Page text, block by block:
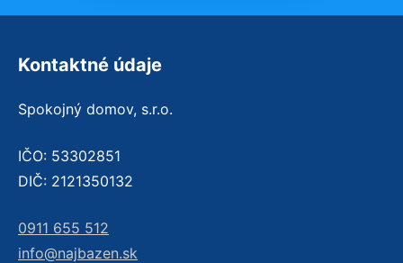
Kontaktné údaje
Spokojný domov, s.r.o.
IČO: 53302851
DIČ: 2121350132
0911 655 512
info@najbazen.sk